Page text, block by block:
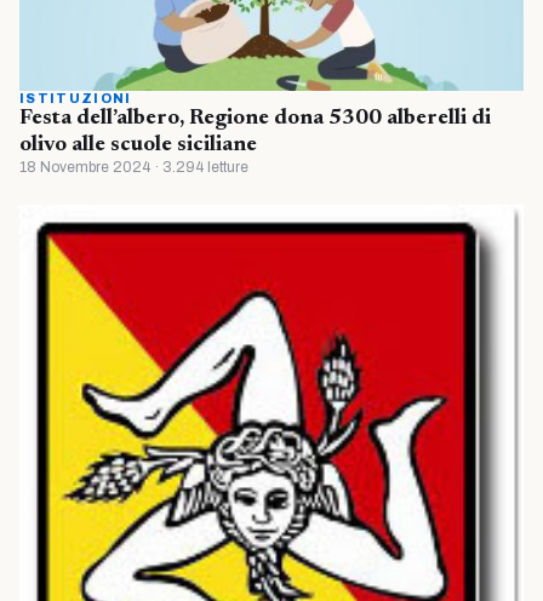
ISTITUZIONI
Festa dell’albero, Regione dona 5300 alberelli di
olivo alle scuole siciliane
18 Novembre 2024 · 3.294 letture